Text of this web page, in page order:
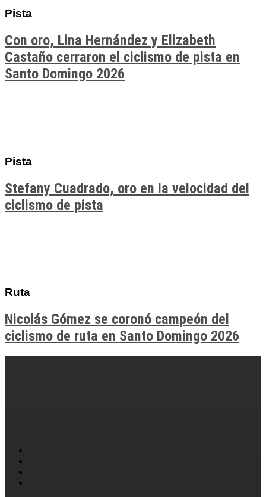
Pista
Con oro, Lina Hernández y Elizabeth
Castaño cerraron el ciclismo de pista en
Santo Domingo 2026
Pista
Stefany Cuadrado, oro en la velocidad del
ciclismo de pista
Ruta
Nicolás Gómez se coronó campeón del
ciclismo de ruta en Santo Domingo 2026